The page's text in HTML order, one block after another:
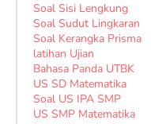
Soal Sisi Lengkung
Soal Sudut Lingkaran
Soal Kerangka Prisma
latihan Ujian
Bahasa Panda UTBK
US SD Matematika
Soal US IPA SMP
US SMP Matematika